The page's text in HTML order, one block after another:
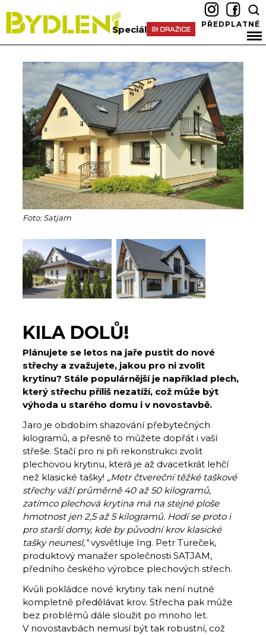
Speciál PŘEDPLATNÉ
Foto: Satjam
KILA DOLŮ!
Plánujete se letos na jaře pustit do nové
střechy a zvažujete, jakou pro ni zvolit
krytinu? Stále populárnější je například plech,
který střechu příliš nezatíží, což může být
výhoda u starého domu i v novostavbě.
Jaro je obdobím shazování přebytečných
kilogramů, a přesně to můžete dopřát i vaší
střeše. Stačí pro ni při rekonstrukci zvolit
plechovou krytinu, která je až dvacetkrát lehčí
než klasické tašky! „Metr čtvereční těžké taškové
střechy váží průměrně 40 až 50 kilogramů,
zatímco plechová krytina má na stejné ploše
hmotnost jen 2,5 až 5 kilogramů. Hodí se proto i
pro starší domy, kde by původní krov klasické
tašky neunesl,“vysvětluje Ing. Petr Tureček,
produktový manažer společnosti SATJAM,
předního českého výrobce plechových střech.
Kvůli pokládce nové krytiny tak není nutné
kompletně předělávat krov. Střecha pak může
bez problémů dále sloužit po mnoho let.
V novostavbách nemusí být tak robustní, což